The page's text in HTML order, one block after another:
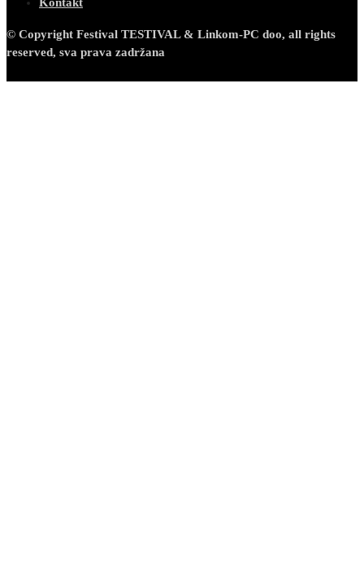
Kontakt
© Copyright Festival TESTIVAL & Linkom-PC doo, all rights
reserved, sva prava zadržana